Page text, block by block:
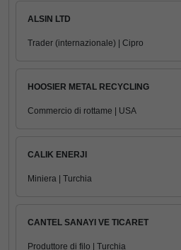
ALSIN LTD
Trader (internazionale) | Cipro
HOOSIER METAL RECYCLING
Commercio di rottame | USA
CALIK ENERJI
Miniera | Turchia
CANTEL SANAYI VE TICARET
Produttore di filo | Turchia